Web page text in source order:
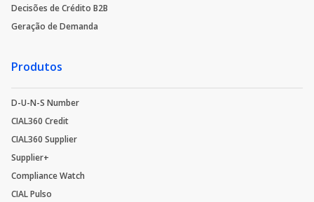
Decisões de Crédito B2B
Geração de Demanda
Produtos
D-U-N-S Number
CIAL360 Credit
CIAL360 Supplier
Supplier+
Compliance Watch
CIAL Pulso